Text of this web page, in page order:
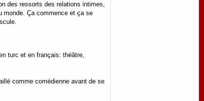
des ressorts des relations intimes,
monde. Ça commence et ça se
turc et en français: théâtre,
comme comédienne avant de se